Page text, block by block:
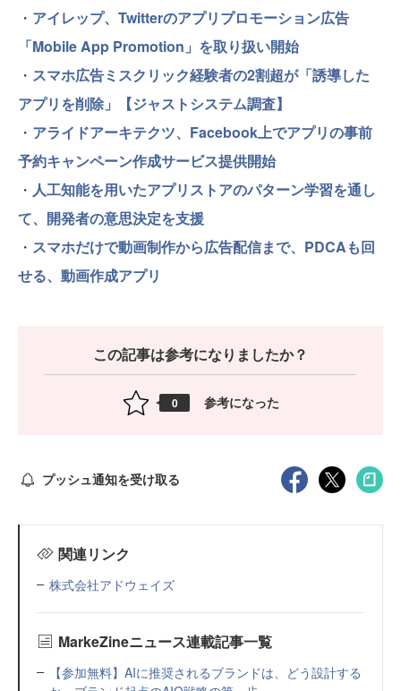
・ アイレップ、Twitterのアプリプロモーション広告
「Mobile App Promotion」を取り扱い開始
・ スマホ広告ミスクリック経験者の2割超が「誘導した
アプリを削除」【ジャストシステム調査】
・ アライドアーキテクツ、Facebook上でアプリの事前
予約キャンペーン作成サービス提供開始
・ 人工知能を用いたアプリストアのパターン学習を通し
て、開発者の意思決定を支援
・ スマホだけで動画制作から広告配信まで、PDCAも回
せる、動画作成アプリ
この記事は参考になりましたか？
0 参考になった
プッシュ通知を受け取る
関連リンク
株式会社アドウェイズ
MarkeZineニュース連載記事一覧
【参加無料】AIに推奨されるブランドは、どう設計する